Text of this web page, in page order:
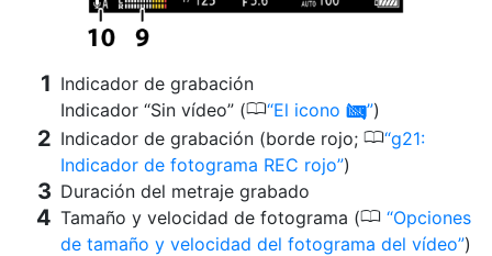
Indicador de grabación
Indicador “Sin vídeo” (0 El icono 0 )
Indicador de grabación (borde rojo; 0 g21:
Indicador de fotograma REC rojo )
Duración del metraje grabado
Tamaño y velocidad de fotograma (0 Opciones
de tamaño y velocidad del fotograma del vídeo )